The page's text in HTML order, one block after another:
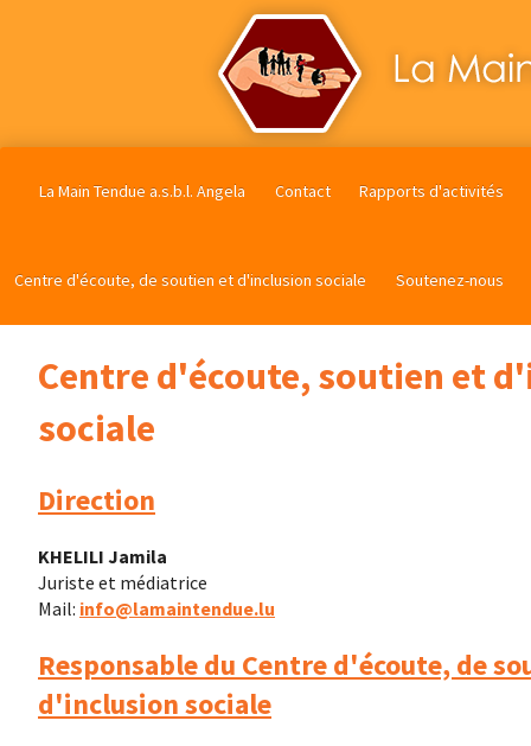
La Main Tendue a.s.b.l. Angela Contact Rapports d'activités
Centre d'écoute, de soutien et d'inclusion sociale Soutenez-nous
Centre d'écoute, soutien et
sociale
Direction
KHELILI Jamila
Juriste et médiatrice
Mail: info@lamaintendue.lu
Responsable du Centre d'écoute, de
d'inclusion sociale